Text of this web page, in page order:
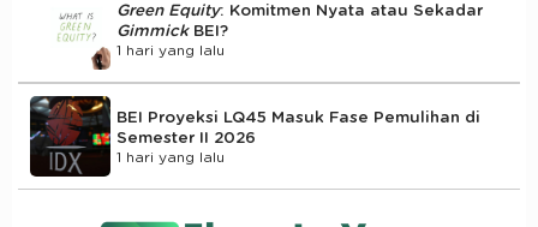
Green Equity: Komitmen Nyata atau Sekadar
Gimmick BEI?
1 hari yang lalu
BEI Proyeksi LQ45 Masuk Fase Pemulihan di
Semester II 2026
1 hari yang lalu